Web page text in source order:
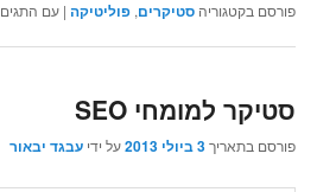
פורסם בקטגוריה סטיקרים,פוליטיקה |עם התגים
סטיקר למומחי SEO
פורסם בתאריך3 ביולי 2013 על ידיעבגד יבאור